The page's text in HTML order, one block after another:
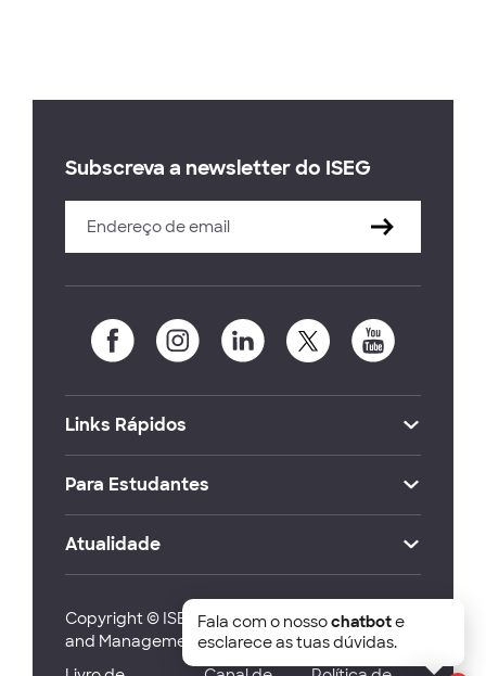
Subscreva a newsletter do ISEG
Links Rápidos
Para Estudantes
Atualidade
Copyright © ISEG Lisbon School of Economics
and Management 2026
Fala com o nossochatbote
esclarece as tuas dúvidas.